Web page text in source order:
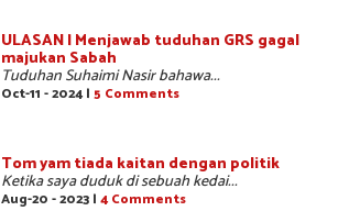
ULASAN | Menjawab tuduhan GRS gagal
majukan Sabah
Tuduhan Suhaimi Nasir bahawa...
Oct-11 - 2024 | 5 Comments
Tom yam tiada kaitan dengan politik
Ketika saya duduk di sebuah kedai...
Aug-20 - 2023 | 4 Comments